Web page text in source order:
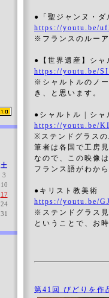
●「聖ジャンヌ・ダ
https://youtu.be/
※フランスのルー
●【世界遺産】シ
https://youtu.be/
※シャルトルのノ
き、と思います。
●シャルトル | シャ
https://youtu.be/
※ステンドグラス
筆者は各国で工房
なので、この映像
フランス語がわか
●キリスト教美術
https://youtu.be/
※ステンドグラス
ということで、お
第41回 びどりを作
土
3
10
17
24
31